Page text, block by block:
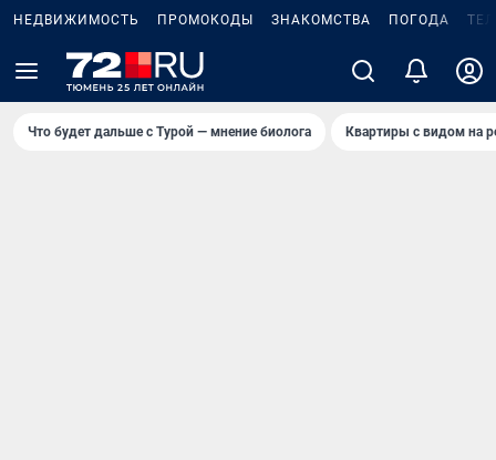
НЕДВИЖИМОСТЬ ПРОМОКОДЫ ЗНАКОМСТВА ПОГОДА
Что будет дальше с Турой — мнение биолога Квартиры с видом на